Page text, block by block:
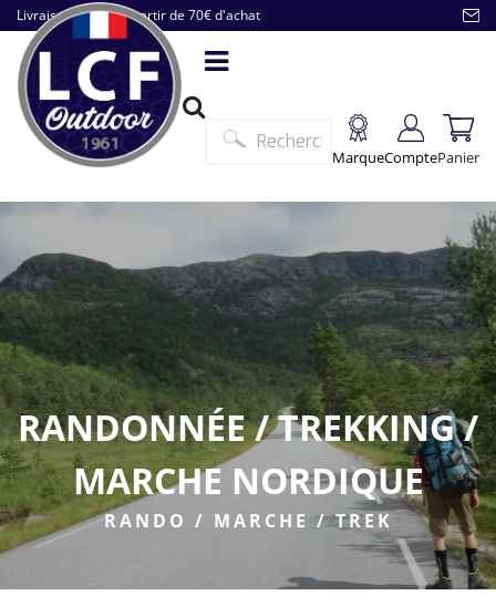
Livraison offerte à partir de 70€ d'achat
MarqueComptePanier
RANDONNÉE / TREKKING /
MARCHE NORDIQUE
RANDO / MARCHE / TREK